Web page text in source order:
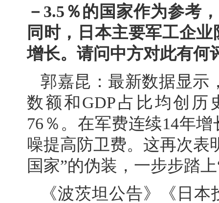
－3.5％的国家作为参考
同时，日本主要军工企
增长。请问中方对此有何
郭嘉昆：最新数据显示
数额和GDP占比均创
76％。在军费连续14年
噪提高防卫费。这再次表
国家”的伪装，一步步踏
《波茨坦公告》《日